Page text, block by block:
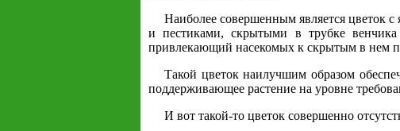
Наиболее совершенным является цветок
и пестиками, скрытыми в трубке
привлекающий насекомых к скрытым в нем
Такой цветок наилучшим образом
поддерживающее растение на уровне
И вот такой-то цветок совершенно